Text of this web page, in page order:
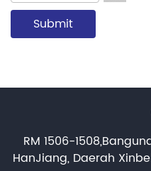
RM 1506-
HanJiang, Daerah